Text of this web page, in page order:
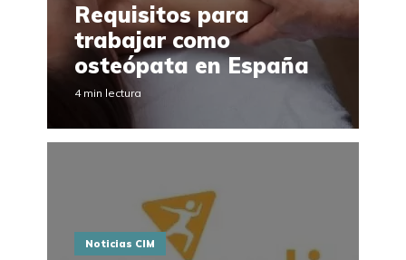
Requisitos para
trabajar como
osteópata en España
4 min lectura
Noticias CIM